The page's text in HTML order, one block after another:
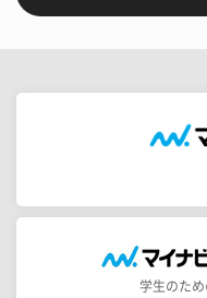
学生のた